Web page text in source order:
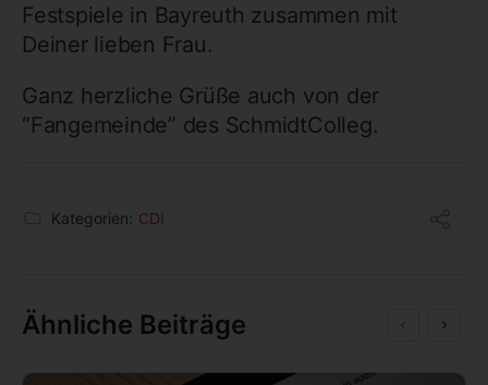
Festspiele in Bayreuth zusammen mit
Deiner lieben Frau.
Ganz herzliche Grüße auch von der
“Fangemeinde” des SchmidtColleg.
Kategorien: CDI
Ähnliche Beiträge